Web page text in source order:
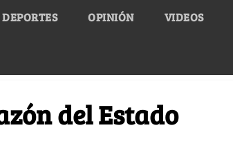
DEPORTES OPINIÓN VIDEOS
del Estado